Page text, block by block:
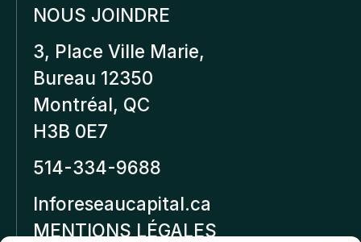
NOUS JOINDRE
3, Place Ville Marie,
Bureau 12350
Montréal, QC
H3B 0E7
514-334-9688
Inforeseaucapital.ca
MENTIONS LÉGALES